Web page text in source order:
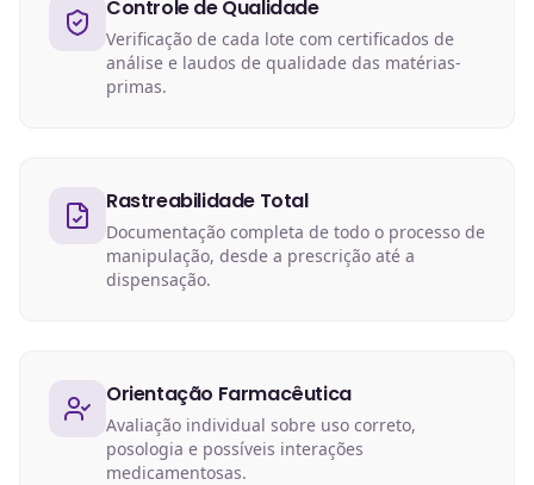
Controle de Qualidade
Verificação de cada lote com certificados de
análise e laudos de qualidade das matérias-
primas.
Rastreabilidade Total
Documentação completa de todo o processo de
manipulação, desde a prescrição até a
dispensação.
Orientação Farmacêutica
Avaliação individual sobre uso correto,
posologia e possíveis interações
medicamentosas.